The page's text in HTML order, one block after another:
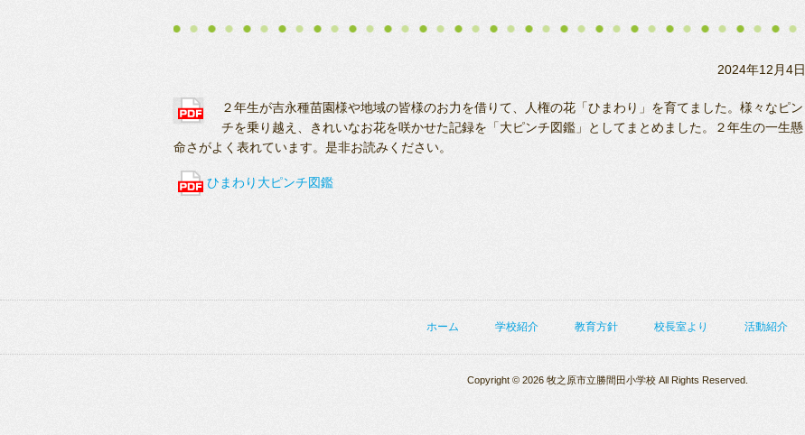
2024年12月4日
２年生が吉永種苗園様や地域の皆様のお力を借りて、人権の花「ひまわり」を育てました。様々なピン
チを乗り越え、きれいなお花を咲かせた記録を「大ピンチ図鑑」としてまとめました。２年生の一生懸
命さがよく表れています。是非お読みください。
ひまわり大ピンチ図鑑
ホーム 学校紹介 教育方針 校長室より 活動紹介
Copyright © 2026 牧之原市立勝間田小学校 All Rights Reserved.